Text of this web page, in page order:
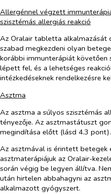
Allergénnel végzett
szisztémás allergiás reakció
Az Oralair tabletta alkalmazását
szabad megkezdeni olyan
korábbi immunterápiát követően
lépett fel, és a lehetséges
intézkedéseknek rendelkezésre
Asztma
Az asztma a súlyos szisztémás
tényezője. Az asztmastátuszt
megindítása előtt (lásd 4.3 pont).
Az asztmával is érintett betegek
asztmaterápiájuk az Oralair-
során végig be legyen állítva.
után hirtelen abbahagyni az
alkalmazott gyógyszert.